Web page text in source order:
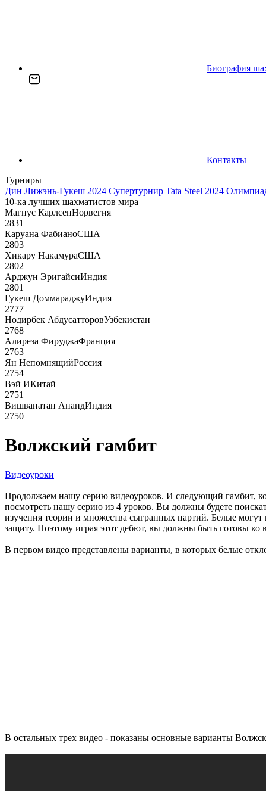
Биография
Контакты
Турниры
Дин Лижэнь-Гукеш 2024 Супертурнир Tata Steel 2024
10-ка лучших шахматистов мира
Магнус КарлсенНорвегия
2831
Каруана ФабианоСША
2803
Хикару НакамураСША
2802
Арджун ЭригайсиИндия
2801
Гукеш ДоммараджуИндия
2777
Нодирбек АбдусатторовУзбекистан
2768
Алиреза ФируджаФранция
2763
Ян НепомнящийРоссия
2754
Вэй ИКитай
2751
Вишванатан АнандИндия
2750
Волжский гамбит
Видеоуроки
Продолжаем нашу серию видеоуроков. И следующий гамбит,
посмотреть нашу серию из 4 уроков. Вы должны будете
изучения теории и множества сыгранных партий. Белые
защиту. Поэтому играя этот дебют, вы должны быть готовы ко
В первом видео представлены варианты, в которых белые
В остальных трех видео - показаны основные варианты